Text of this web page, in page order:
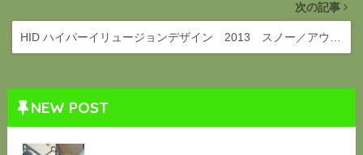
次の記事
HID ハイパーイリュージョンデザイン 2013 スノー／アウ…
NEW POST